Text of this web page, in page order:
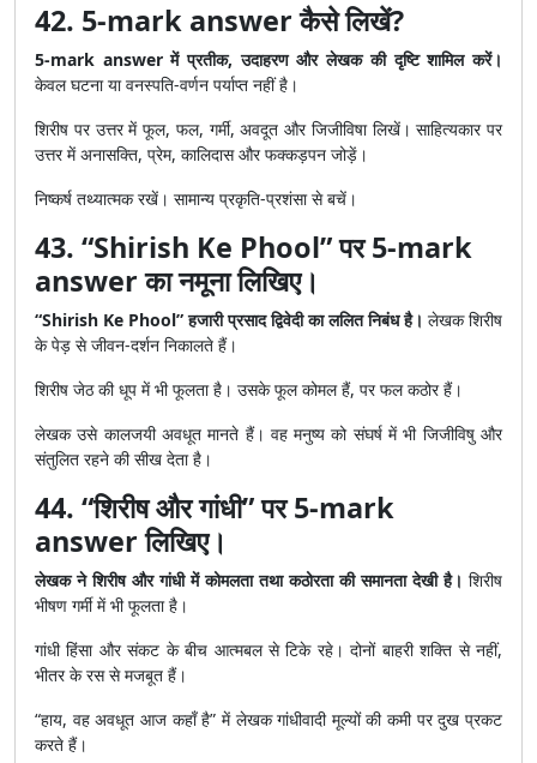
42. 5-mark answer कैसे लिखें?
5-mark answer में प्रतीक, उदाहरण और लेखक की दृष्टि शामिल करें।
केवल घटना या वनस्पति-वर्णन पर्याप्त नहीं है।
शिरीष पर उत्तर में फूल, फल, गर्मी, अवदूत और जिजीविषा लिखें। साहित्यकार पर
उत्तर में अनासक्ति, प्रेम, कालिदास और फक्कड़पन जोड़ें।
निष्कर्ष तथ्यात्मक रखें। सामान्य प्रकृति-प्रशंसा से बचें।
43. “Shirish Ke Phool” पर 5-mark
answer का नमूना लिखिए।
“Shirish Ke Phool” हजारी प्रसाद द्विवेदी का ललित निबंध है। लेखक शिरीष
के पेड़ से जीवन-दर्शन निकालते हैं।
शिरीष जेठ की धूप में भी फूलता है। उसके फूल कोमल हैं, पर फल कठोर हैं।
लेखक उसे कालजयी अवधूत मानते हैं। वह मनुष्य को संघर्ष में भी जिजीविषु और
संतुलित रहने की सीख देता है।
44. “शिरीष और गांधी” पर 5-mark
answer लिखिए।
लेखक ने शिरीष और गांधी में कोमलता तथा कठोरता की समानता देखी है। शिरीष
भीषण गर्मी में भी फूलता है।
गांधी हिंसा और संकट के बीच आत्मबल से टिके रहे। दोनों बाहरी शक्ति से नहीं,
भीतर के रस से मजबूत हैं।
“हाय, वह अवधूत आज कहाँ है” में लेखक गांधीवादी मूल्यों की कमी पर दुख प्रकट
करते हैं।